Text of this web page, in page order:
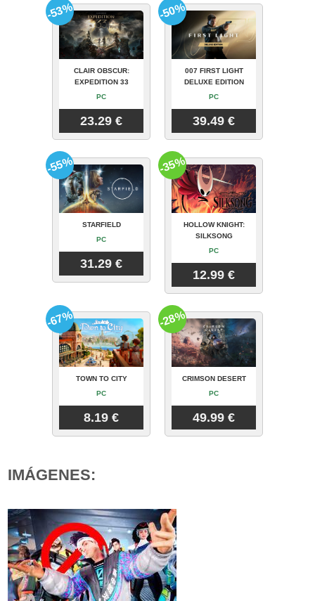
CLAIR OBSCUR:
EXPEDITION 33
PC
23.29 €
-53%
007 FIRST LIGHT
DELUXE EDITION
PC
39.49 €
-50%
STARFIELD
PC
31.29 €
-55%
HOLLOW KNIGHT:
SILKSONG
PC
12.99 €
-35%
TOWN TO CITY
PC
8.19 €
-67%
CRIMSON DESERT
PC
49.99 €
-28%
IMÁGENES: